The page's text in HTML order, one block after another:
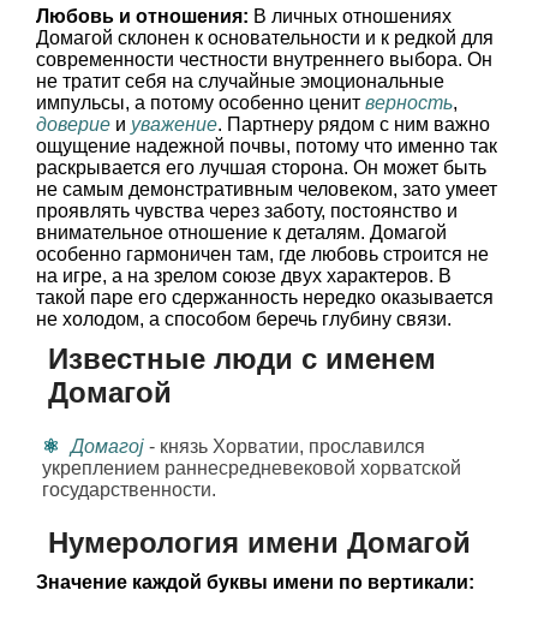
Любовь и отношения: В личных отношениях
Домагой склонен к основательности и к редкой для
современности честности внутреннего выбора. Он
не тратит себя на случайные эмоциональные
импульсы, а потому особенно ценит верность,
доверие и уважение. Партнеру рядом с ним важно
ощущение надежной почвы, потому что именно так
раскрывается его лучшая сторона. Он может быть
не самым демонстративным человеком, зато умеет
проявлять чувства через заботу, постоянство и
внимательное отношение к деталям. Домагой
особенно гармоничен там, где любовь строится не
на игре, а на зрелом союзе двух характеров. В
такой паре его сдержанность нередко оказывается
не холодом, а способом беречь глубину связи.
Известные люди с именем
Домагой
Домагоj - князь Хорватии, прославился
укреплением раннесредневековой хорватской
государственности.
Нумерология имени Домагой
Значение каждой буквы имени по вертикали: